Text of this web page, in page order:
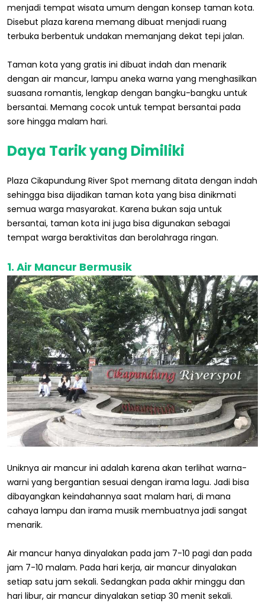
menjadi tempat wisata umum dengan konsep taman kota.
Disebut plaza karena memang dibuat menjadi ruang
terbuka berbentuk undakan memanjang dekat tepi jalan.
Taman kota yang gratis ini dibuat indah dan menarik
dengan air mancur, lampu aneka warna yang menghasilkan
suasana romantis, lengkap dengan bangku-bangku untuk
bersantai. Memang cocok untuk tempat bersantai pada
sore hingga malam hari.
Daya Tarik yang Dimiliki
Plaza Cikapundung River Spot memang ditata dengan indah
sehingga bisa dijadikan taman kota yang bisa dinikmati
semua warga masyarakat. Karena bukan saja untuk
bersantai, taman kota ini juga bisa digunakan sebagai
tempat warga beraktivitas dan berolahraga ringan.
1. Air Mancur Bermusik
Uniknya air mancur ini adalah karena akan terlihat warna-
warni yang bergantian sesuai dengan irama lagu. Jadi bisa
dibayangkan keindahannya saat malam hari, di mana
cahaya lampu dan irama musik membuatnya jadi sangat
menarik.
Air mancur hanya dinyalakan pada jam 7-10 pagi dan pada
jam 7-10 malam. Pada hari kerja, air mancur dinyalakan
setiap satu jam sekali. Sedangkan pada akhir minggu dan
hari libur, air mancur dinyalakan setiap 30 menit sekali.